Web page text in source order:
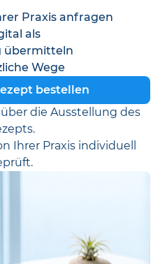
Praxis anfragen
als
übermitteln
Wege
bestellen
die Ausstellung des
Ihrer Praxis individuell